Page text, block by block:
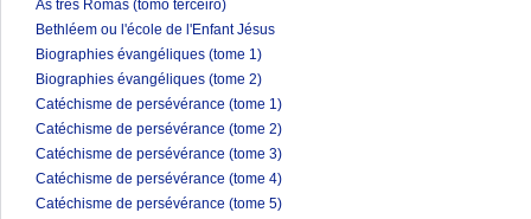
As tres Romas (tomo terceiro)
Bethléem ou l'école de l'Enfant Jésus
Biographies évangéliques (tome 1)
Biographies évangéliques (tome 2)
Catéchisme de persévérance (tome 1)
Catéchisme de persévérance (tome 2)
Catéchisme de persévérance (tome 3)
Catéchisme de persévérance (tome 4)
Catéchisme de persévérance (tome 5)